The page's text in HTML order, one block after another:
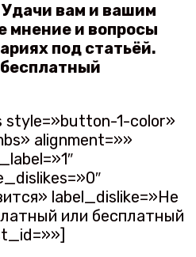
Удачи вам и вашим
мнение и вопросы
под статьёй.
style=»button-1-color»
alignment=»»
label_dislike=»Не
или бесплатный